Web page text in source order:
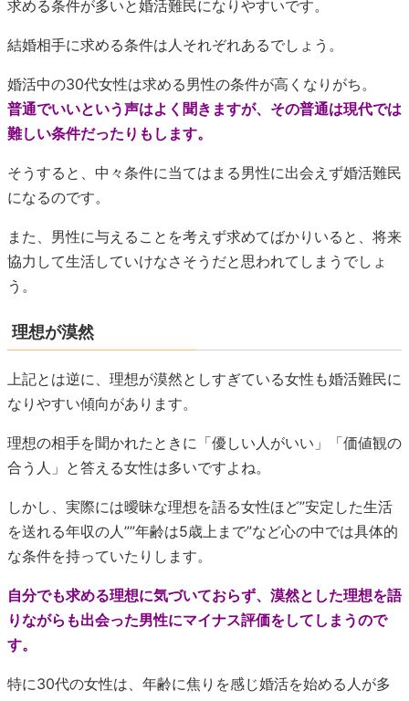
求める条件が多いと婚活難民になりやすいです。
結婚相手に求める条件は人それぞれあるでしょう。
婚活中の30代女性は求める男性の条件が高くなりがち。
普通でいいという声はよく聞きますが、その普通は現代では
難しい条件だったりもします。
そうすると、中々条件に当てはまる男性に出会えず婚活難民
になるのです。
また、男性に与えることを考えず求めてばかりいると、将来
協力して生活していけなさそうだと思われてしまうでしょ
う。
理想が漠然
上記とは逆に、理想が漠然としすぎている女性も婚活難民に
なりやすい傾向があります。
理想の相手を聞かれたときに「優しい人がいい」「価値観の
合う人」と答える女性は多いですよね。
しかし、実際には曖昧な理想を語る女性ほど”安定した生活
を送れる年収の人””年齢は5歳上まで”など心の中では具体的
な条件を持っていたりします。
自分でも求める理想に気づいておらず、漠然とした理想を語
りながらも出会った男性にマイナス評価をしてしまうので
す。
特に30代の女性は、年齢に焦りを感じ婚活を始める人が多